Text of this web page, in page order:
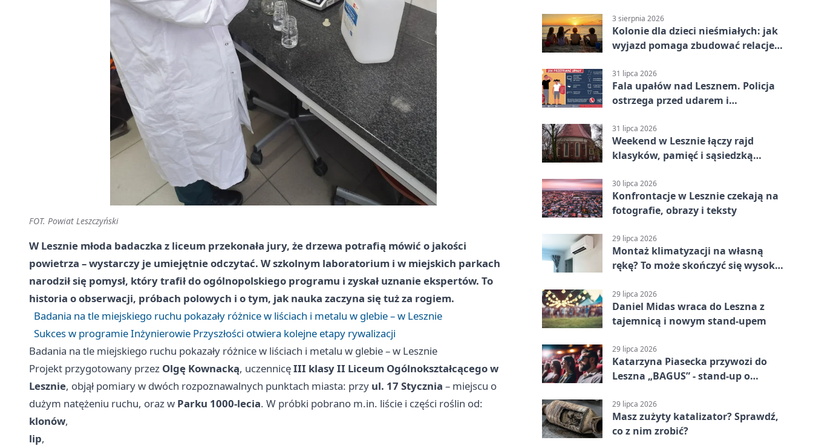
FOT. Powiat Leszczyński
W Lesznie młoda badaczka z liceum przekonała jury, że drzewa potrafią mówić o jakości
powietrza – wystarczy je umiejętnie odczytać. W szkolnym laboratorium i w miejskich parkach
narodził się pomysł, który trafił do ogólnopolskiego programu i zyskał uznanie ekspertów. To
historia o obserwacji, próbach polowych i o tym, jak nauka zaczyna się tuż za rogiem.
Badania na tle miejskiego ruchu pokazały różnice w liściach i metalu w glebie – w Lesznie
Sukces w programie Inżynierowie Przyszłości otwiera kolejne etapy rywalizacji
Badania na tle miejskiego ruchu pokazały różnice w liściach i metalu w glebie – w Lesznie
Projekt przygotowany przez Olgę Kownacką, uczennicęIII klasy II Liceum Ogólnokształcącego w
Lesznie, objął pomiary w dwóch rozpoznawalnych punktach miasta: przy ul. 17 Stycznia – miejscu o
dużym natężeniu ruchu, oraz w Parku 1000-lecia. W próbki pobrano m.in. liście i części roślin od:
klonów,
lip,
3 sierpnia 2026
Kolonie dla dzieci nieśmiałych: jak
wyjazd pomaga zbudować relacje z
31 lipca 2026
Fala upałów nad Lesznem. Policja
ostrzega przed udarem i
31 lipca 2026
Weekend w Lesznie łączy rajd
klasyków, pamięć i sąsiedzką
30 lipca 2026
Konfrontacje w Lesznie czekają na
fotografie, obrazy i teksty
29 lipca 2026
Montaż klimatyzacji na własną
rękę? To może skończyć się wysoką
29 lipca 2026
Daniel Midas wraca do Leszna z
tajemnicą i nowym stand-upem
29 lipca 2026
Katarzyna Piasecka przywozi do
Leszna „BAGUS” - stand-up o
29 lipca 2026
Masz zużyty katalizator? Sprawdź,
co z nim zrobić?